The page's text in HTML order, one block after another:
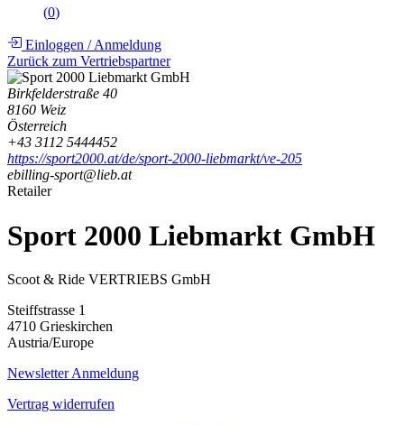
(0)
Einloggen /Anmeldung
Zurück zum Vertriebspartner
Birkfelderstraße 40
8160 Weiz
Österreich
+43 3112 5444452
https://sport2000.at/de/sport-2000-liebmarkt/ve-205
ebilling-sport@lieb.at
Retailer
Sport 2000 Liebmarkt GmbH
Scoot & Ride VERTRIEBS GmbH
Steiffstrasse 1
4710 Grieskirchen
Austria/Europe
Newsletter Anmeldung
Vertrag widerrufen